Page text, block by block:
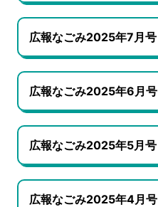
広報なごみ2025年7月号
広報なごみ2025年6月号
広報なごみ2025年5月号
広報なごみ2025年4月号